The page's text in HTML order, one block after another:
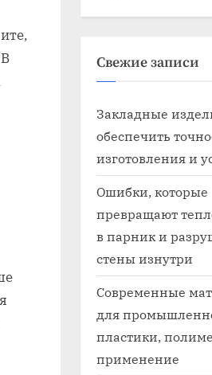
Свежие записи
Закладные
обеспечить
изготовления и
Ошибки, которые
превращают
в парник и
стены изнутри
Современные
для
пластики,
применение